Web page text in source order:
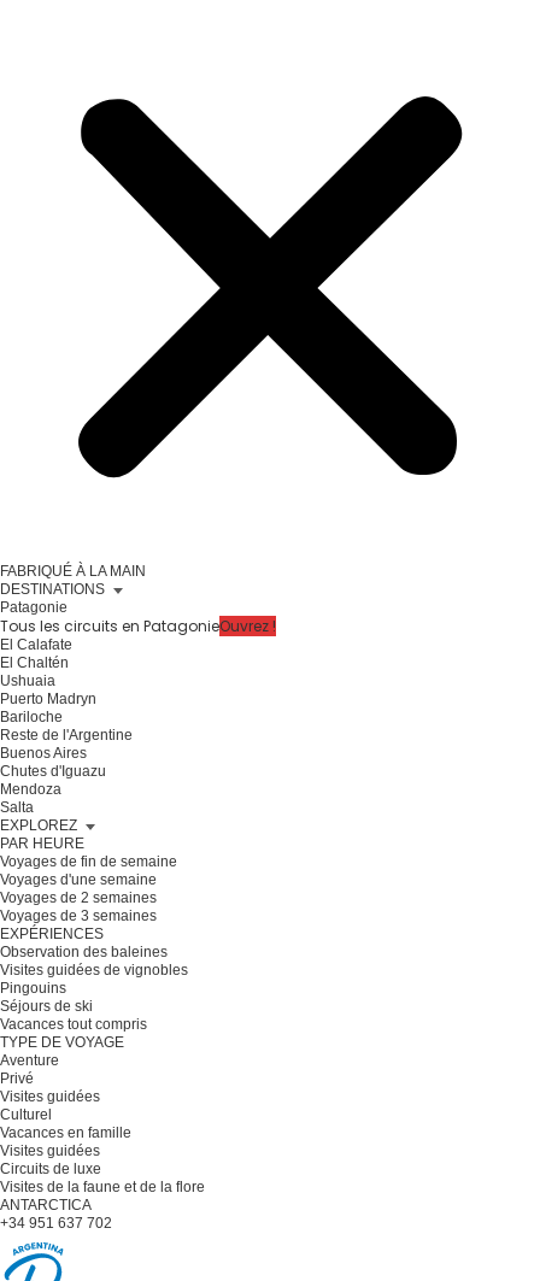
FABRIQUÉ À LA MAIN
DESTINATIONS
Patagonie
Tous les circuits en PatagonieOuvrez !
El Calafate
El Chaltén
Ushuaia
Puerto Madryn
Bariloche
Reste de l'Argentine
Buenos Aires
Chutes d'Iguazu
Mendoza
Salta
EXPLOREZ
PAR HEURE
Voyages de fin de semaine
Voyages d'une semaine
Voyages de 2 semaines
Voyages de 3 semaines
EXPÉRIENCES
Observation des baleines
Visites guidées de vignobles
Pingouins
Séjours de ski
Vacances tout compris
TYPE DE VOYAGE
Aventure
Privé
Visites guidées
Culturel
Vacances en famille
Visites guidées
Circuits de luxe
Visites de la faune et de la flore
ANTARCTICA
+34 951 637 702